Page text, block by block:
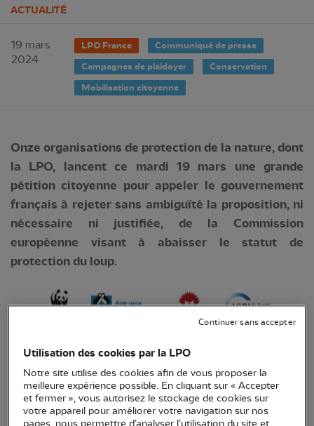
ACTUALITÉ
19 mars
2024
LPO France
Communiqué de presse
Campagnes de plaidoyer
Conservation
Mobilisation citoyenne
Onze organisations de protection de la nature, dont
la LPO, lancent ce mardi 19 mars une grande
pétition citoyenne pour appeler le gouvernement
français à rejeter sans ambiguïté la proposition, ni
nécessaire ni justifiée, de la Commission
européenne visant à abaisser le statut de
protection du loup.
La proposition de la Commission européenne,
Utilisation des cookies par la LPO
Notre site utilise des cookies afin de vous proposer la
meilleure expérience possible. En cliquant sur « Accepter
et fermer », vous autorisez le stockage de cookies sur
votre appareil pour améliorer votre navigation sur nos
Continuer sans accepter